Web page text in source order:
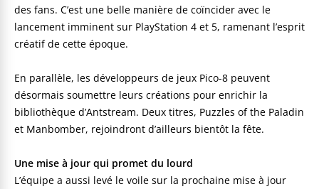
des fans. C’est une belle manière de coïncider avec le
lancement imminent sur PlayStation 4 et 5, ramenant l’esprit
créatif de cette époque.
En parallèle, les développeurs de jeux Pico-8 peuvent
désormais soumettre leurs créations pour enrichir la
bibliothèque d’Antstream. Deux titres, Puzzles of the Paladin
et Manbomber, rejoindront d’ailleurs bientôt la fête.
Une mise à jour qui promet du lourd
L’équipe a aussi levé le voile sur la prochaine mise à jour